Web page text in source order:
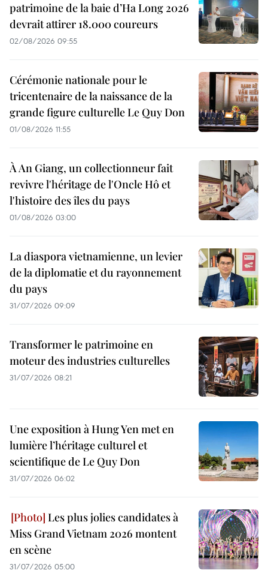
patrimoine de la baie d’Ha Long 2026
devrait attirer 18.000 coureurs
02/08/2026 09:55
Cérémonie nationale pour le
tricentenaire de la naissance de la
grande figure culturelle Le Quy Don
01/08/2026 11:55
À An Giang, un collectionneur fait
revivre l'héritage de l'Oncle Hô et
l'histoire des îles du pays
01/08/2026 03:00
La diaspora vietnamienne, un levier
de la diplomatie et du rayonnement
du pays
31/07/2026 09:09
Transformer le patrimoine en
moteur des industries culturelles
31/07/2026 08:21
Une exposition à Hung Yen met en
lumière l’héritage culturel et
scientifique de Le Quy Don
31/07/2026 06:02
Les plus jolies candidates à
Miss Grand Vietnam 2026 montent
en scène
31/07/2026 05:00